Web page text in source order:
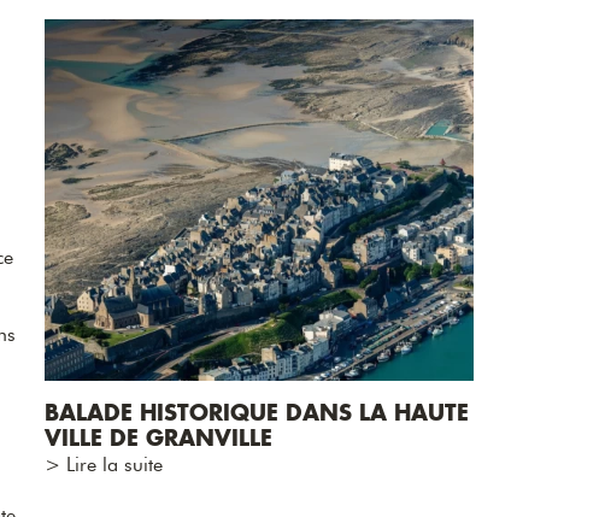
BALADE HISTORIQUE DANS LA HAUTE
VILLE DE GRANVILLE
> Lire la suite